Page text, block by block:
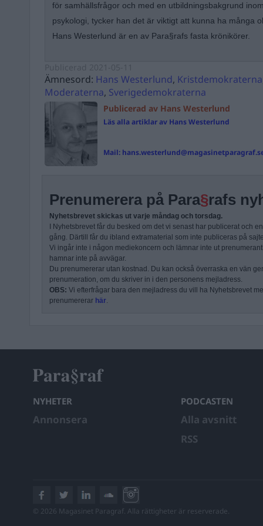
för samhällsfrågor och med en utbildningsbakgrund
psykologi, tycker han det är viktigt att kunna ha många
Hans Westerlund är en av Para§rafs fasta krönikörer.
Ämnesord: Hans Westerlund, Kristdemokraterna
Moderaterna, Sverigedemokraterna
Publicerad av Hans Westerlund
Läs alla artiklar av Hans Westerlund
Mail:
Prenumerera på Para§rafs
Nyhetsbrevet skickas ut varje måndag och torsdag.
I Nyhetsbrevet får du besked om det vi senast har publicerat och
gång. Därtill får du ibland extramaterial som inte publiceras på
Vi ingår inte i någon mediekoncern och lämnar inte ut
hamnar inte på avvägar.
Du prenumererar utan kostnad. Du kan också överraska en vän
prenumeration, om du skriver in i den personens mejladress.
OBS: Vi efterfrågar bara den mejladress du vill ha Nyhetsbrevet
prenumererar här.
NYHETER
Annonsera
PODCASTEN
Alla avsnitt
RSS
© 2026 Magasinet Paragraf. Alla rättigheter är reserverade.